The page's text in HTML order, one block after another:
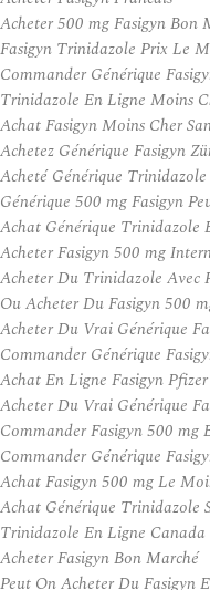
Acheter 500 mg Fasigyn Bon
Fasigyn Trinidazole Prix Le
Commander Générique
Trinidazole En Ligne Moins
Achat Fasigyn Moins Cher
Achetez Générique Fasigyn
Acheté Générique
Générique 500 mg Fasigyn
Achat Générique Trinidazole
Acheter Fasigyn 500 mg
Acheter Du Trinidazole Avec
Ou Acheter Du Fasigyn 500
Acheter Du Vrai Générique
Commander Générique
Achat En Ligne Fasigyn Pfizer
Acheter Du Vrai Générique
Commander Fasigyn 500 mg
Commander Générique
Achat Fasigyn 500 mg Le
Achat Générique Trinidazole
Trinidazole En Ligne Canada
Acheter Fasigyn Bon Marché
Peut On Acheter Du Fasigyn